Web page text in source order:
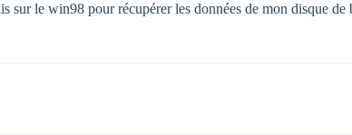
sur le win98 pour récupérer les données de mon disque de